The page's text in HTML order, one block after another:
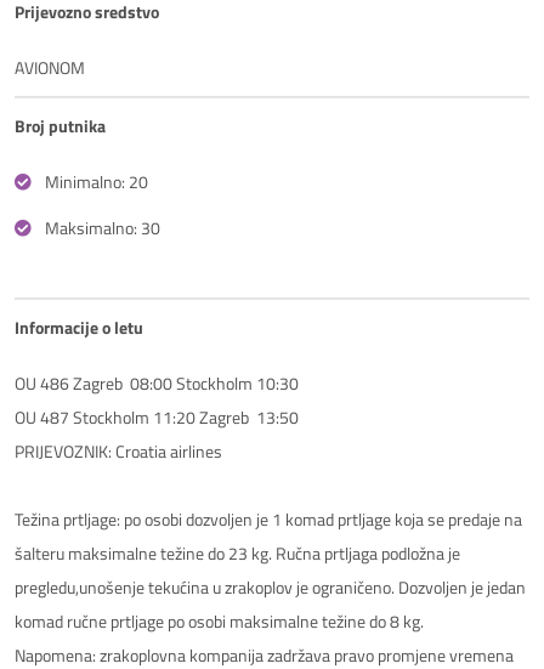
Prijevozno sredstvo
AVIONOM
Broj putnika
Minimalno: 20
Maksimalno: 30
Informacije o letu
OU 486 Zagreb  08:00 Stockholm 10:30
OU 487 Stockholm 11:20 Zagreb  13:50
PRIJEVOZNIK: Croatia airlines
Težina prtljage: po osobi dozvoljen je 1 komad prtljage koja se predaje na
šalteru maksimalne težine do 23 kg. Ručna prtljaga podložna je
pregledu,unošenje tekućina u zrakoplov je ograničeno. Dozvoljen je jedan
komad ručne prtljage po osobi maksimalne težine do 8 kg.
Napomena: zrakoplovna kompanija zadržava pravo promjene vremena